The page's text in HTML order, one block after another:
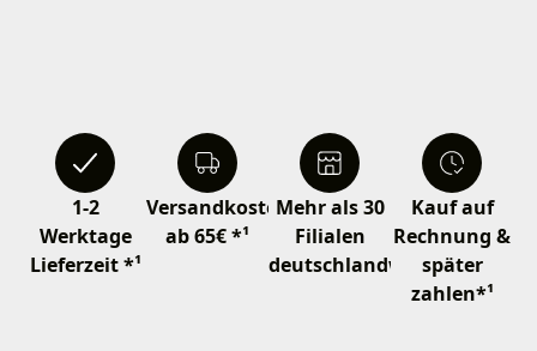
1-2
Werktage
Lieferzeit *¹
Versandkostenfrei
ab 65€ *¹
Mehr als 30
Filialen
deutschlandweit
Kauf auf
Rechnung &
später
zahlen*¹